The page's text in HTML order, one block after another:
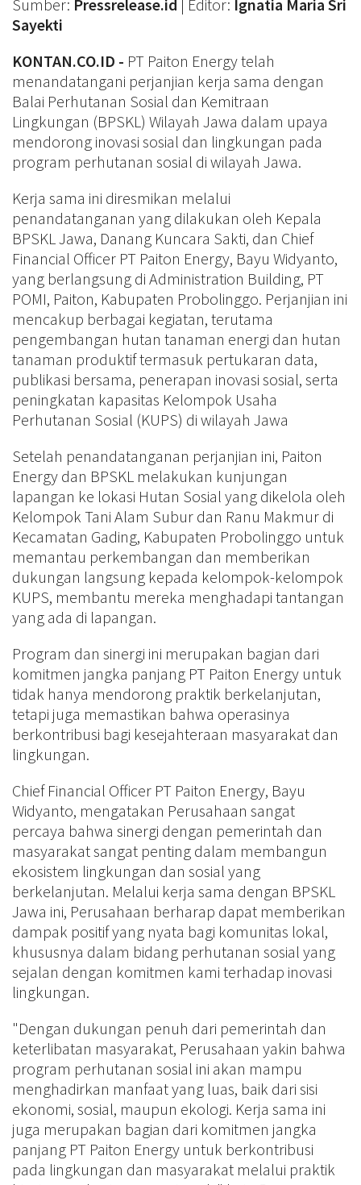
Sumber: Pressrelease.id | Editor: Ignatia Maria Sri
Sayekti
KONTAN.CO.ID - PT Paiton Energy telah
menandatangani perjanjian kerja sama dengan
Balai Perhutanan Sosial dan Kemitraan
Lingkungan (BPSKL) Wilayah Jawa dalam upaya
mendorong inovasi sosial dan lingkungan pada
program perhutanan sosial di wilayah Jawa.
Kerja sama ini diresmikan melalui
penandatanganan yang dilakukan oleh Kepala
BPSKL Jawa, Danang Kuncara Sakti, dan Chief
Financial Officer PT Paiton Energy, Bayu Widyanto,
yang berlangsung di Administration Building, PT
POMI, Paiton, Kabupaten Probolinggo. Perjanjian ini
mencakup berbagai kegiatan, terutama
pengembangan hutan tanaman energi dan hutan
tanaman produktif termasuk pertukaran data,
publikasi bersama, penerapan inovasi sosial, serta
peningkatan kapasitas Kelompok Usaha
Perhutanan Sosial (KUPS) di wilayah Jawa
Setelah penandatanganan perjanjian ini, Paiton
Energy dan BPSKL melakukan kunjungan
lapangan ke lokasi Hutan Sosial yang dikelola oleh
Kelompok Tani Alam Subur dan Ranu Makmur di
Kecamatan Gading, Kabupaten Probolinggo untuk
memantau perkembangan dan memberikan
dukungan langsung kepada kelompok-kelompok
KUPS, membantu mereka menghadapi tantangan
yang ada di lapangan.
Program dan sinergi ini merupakan bagian dari
komitmen jangka panjang PT Paiton Energy untuk
tidak hanya mendorong praktik berkelanjutan,
tetapi juga memastikan bahwa operasinya
berkontribusi bagi kesejahteraan masyarakat dan
lingkungan.
Chief Financial Officer PT Paiton Energy, Bayu
Widyanto, mengatakan Perusahaan sangat
percaya bahwa sinergi dengan pemerintah dan
masyarakat sangat penting dalam membangun
ekosistem lingkungan dan sosial yang
berkelanjutan. Melalui kerja sama dengan BPSKL
Jawa ini, Perusahaan berharap dapat memberikan
dampak positif yang nyata bagi komunitas lokal,
khususnya dalam bidang perhutanan sosial yang
sejalan dengan komitmen kami terhadap inovasi
lingkungan.
"Dengan dukungan penuh dari pemerintah dan
keterlibatan masyarakat, Perusahaan yakin bahwa
program perhutanan sosial ini akan mampu
menghadirkan manfaat yang luas, baik dari sisi
ekonomi, sosial, maupun ekologi. Kerja sama ini
juga merupakan bagian dari komitmen jangka
panjang PT Paiton Energy untuk berkontribusi
pada lingkungan dan masyarakat melalui praktik